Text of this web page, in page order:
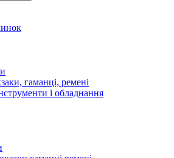
гаманці, ремені
і обладнання